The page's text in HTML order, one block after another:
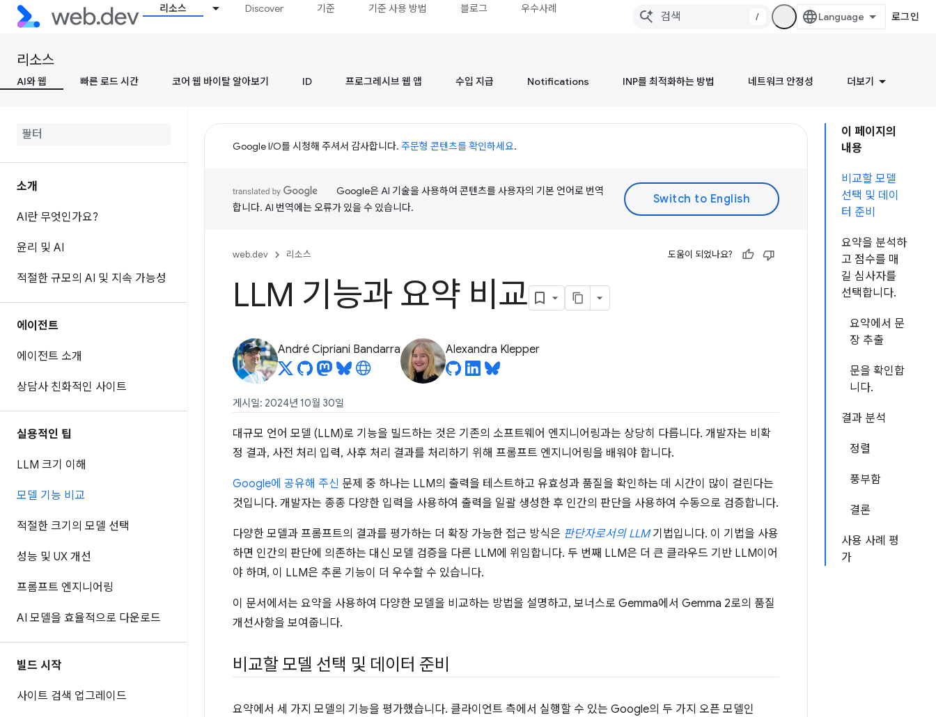
리소스 Discover 기준 기준 사용 방법 블로그 우수사례
/ 로그인
리소스
AI와 웹 빠른 로드 시간 코어 웹 바이탈 알아보기 ID 프로그레시브 웹 앱 수입 지급 Notifications INP를 최적화하는 방법 네트워크 안정성 더보기
소개
AI란 무엇인가요?
윤리 및 AI
적절한 규모의 AI 및 지속 가능성
에이전트
에이전트 소개
상담사 친화적인 사이트
실용적인 팁
LLM 크기 이해
모델 기능 비교
적절한 크기의 모델 선택
성능 및 UX 개선
프롬프트 엔지니어링
AI 모델을 효율적으로 다운로드
빌드 시작
사이트 검색 업그레이드
이 페이지의
내용
비교할 모델
선택 및 데이
터 준비
요약을 분석하
고 점수를 매
길 심사자를
선택합니다.
요약에서 문
장 추출
문을 확인합
니다.
결과 분석
정렬
풍부함
결론
사용 사례 평
가
Google I/O를 시청해 주셔서 감사합니다. 주문형 콘텐츠를 확인하세요.
Google은 AI 기술을 사용하여 콘텐츠를 사용자의 기본 언어로 번역
합니다. AI 번역에는 오류가 있을 수 있습니다.
web.dev 리소스 도움이 되었나요?
LLM 기능과 요약 비교
André Cipriani Bandarra Alexandra Klepper
게시일: 2024년 10월 30일
대규모 언어 모델 (LLM)로 기능을 빌드하는 것은 기존의 소프트웨어 엔지니어링과는 상당히 다릅니다. 개발자는 비확
정 결과, 사전 처리 입력, 사후 처리 결과를 처리하기 위해 프롬프트 엔지니어링을 배워야 합니다.
Google에 공유해 주신 문제 중 하나는 LLM의 출력을 테스트하고 유효성과 품질을 확인하는 데 시간이 많이 걸린다는
것입니다. 개발자는 종종 다양한 입력을 사용하여 출력을 일괄 생성한 후 인간의 판단을 사용하여 수동으로 검증합니다.
다양한 모델과 프롬프트의 결과를 평가하는 더 확장 가능한 접근 방식은 판단자로서의 LLM기법입니다. 이 기법을 사용
하면 인간의 판단에 의존하는 대신 모델 검증을 다른 LLM에 위임합니다. 두 번째 LLM은 더 큰 클라우드 기반 LLM이어
야 하며, 이 LLM은 추론 기능이 더 우수할 수 있습니다.
이 문서에서는 요약을 사용하여 다양한 모델을 비교하는 방법을 설명하고, 보너스로 Gemma에서 Gemma 2로의 품질
개선사항을 보여줍니다.
비교할 모델 선택 및 데이터 준비
요약에서 세 가지 모델의 기능을 평가했습니다. 클라이언트 측에서 실행할 수 있는 Google의 두 가지 오픈 모델인